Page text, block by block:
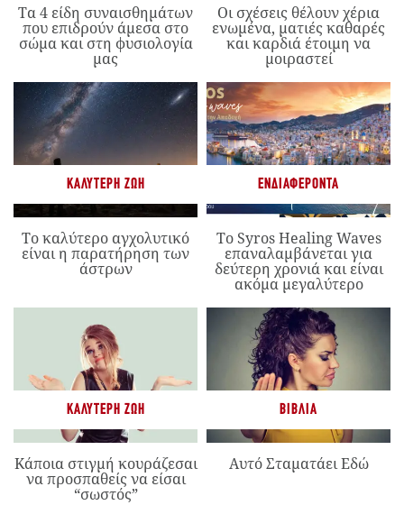
Τα 4 είδη συναισθημάτων
που επιδρούν άμεσα στο
σώμα και στη φυσιολογία
μας
Οι σχέσεις θέλουν χέρια
ενωμένα, ματιές καθαρές
και καρδιά έτοιμη να
μοιραστεί
ΚΑΛΎΤΕΡΗ ΖΩΉ
Το καλύτερο αγχολυτικό
είναι η παρατήρηση των
άστρων
ΕΝΔΙΑΦΈΡΟΝΤΑ
Το Syros Healing Waves
επαναλαμβάνεται για
δεύτερη χρονιά και είναι
ακόμα μεγαλύτερο
ΚΑΛΎΤΕΡΗ ΖΩΉ
Κάποια στιγμή κουράζεσαι
να προσπαθείς να είσαι
“σωστός”
ΒΙΒΛΊΑ
Αυτό Σταματάει Εδώ